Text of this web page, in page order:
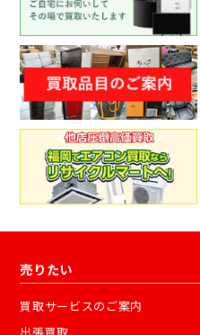
売りたい
買取サービスのご案内